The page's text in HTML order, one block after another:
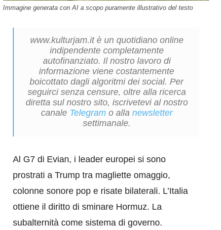
Immagine generata con AI a scopo puramente illustrativo del testo
www.kulturjam.it è un quotidiano online
indipendente completamente
autofinanziato. Il nostro lavoro di
informazione viene costantemente
boicottato dagli algoritmi dei social. Per
seguirci senza censure, oltre alla ricerca
diretta sul nostro sito, iscrivetevi al nostro
canale Telegram o alla newsletter
settimanale.
Al G7 di Evian, i leader europei si sono
prostrati a Trump tra magliette omaggio,
colonne sonore pop e risate bilaterali. L’Italia
ottiene il diritto di sminare Hormuz. La
subalternità come sistema di governo.